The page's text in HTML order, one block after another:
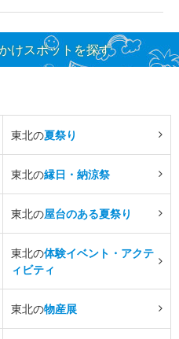
けスポットを探す
東北の夏祭り
東北の縁日・納涼祭
東北の屋台のある夏祭り
東北の体験イベント・アクテ
ィビティ
東北の物産展